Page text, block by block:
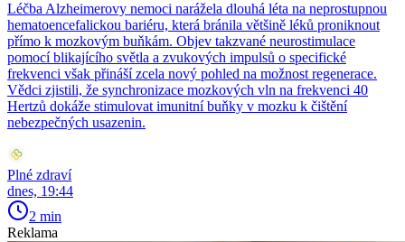
Léčba Alzheimerovy nemoci narážela dlouhá léta na neprostupnou
hematoencefalickou bariéru, která bránila většině léků proniknout
přímo k mozkovým buňkám. Objev takzvané neurostimulace
pomocí blikajícího světla a zvukových impulsů o specifické
frekvenci však přináší zcela nový pohled na možnost regenerace.
Vědci zjistili, že synchronizace mozkových vln na frekvenci 40
Hertzů dokáže stimulovat imunitní buňky v mozku k čištění
nebezpečných usazenin.
Plné zdraví
dnes, 19:44
2 min
Reklama